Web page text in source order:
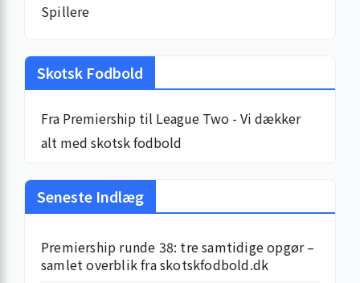
Spillere
Skotsk Fodbold
Fra Premiership til League Two - Vi dækker
alt med skotsk fodbold
Seneste Indlæg
Premiership runde 38: tre samtidige opgør –
samlet overblik fra skotskfodbold.dk